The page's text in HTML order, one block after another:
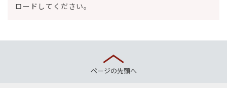
ロードしてください。
ページの先頭へ